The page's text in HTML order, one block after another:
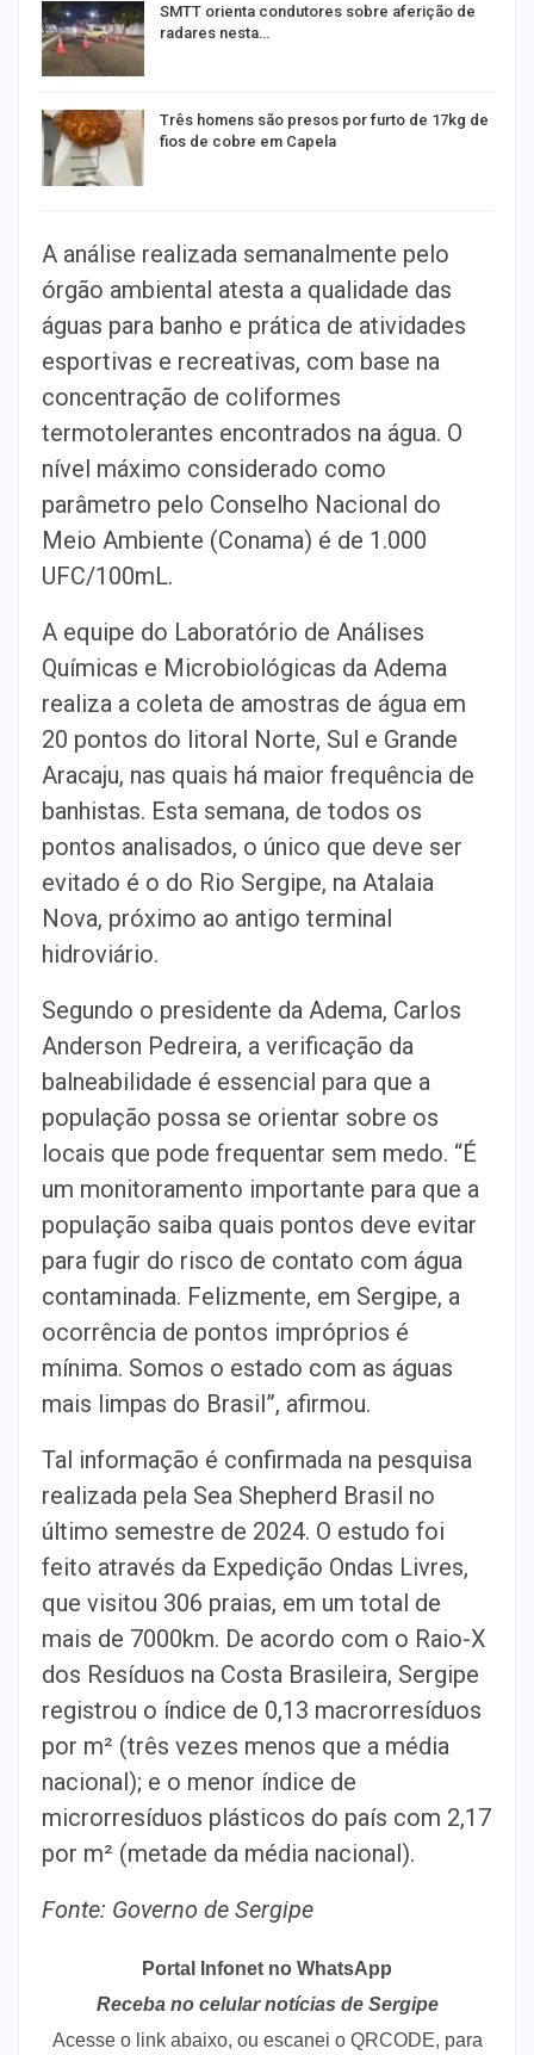
SMTT orienta condutores sobre aferição de
radares nesta…
Três homens são presos por furto de 17kg de
fios de cobre em Capela
A análise realizada semanalmente pelo
órgão ambiental atesta a qualidade das
águas para banho e prática de atividades
esportivas e recreativas, com base na
concentração de coliformes
termotolerantes encontrados na água. O
nível máximo considerado como
parâmetro pelo Conselho Nacional do
Meio Ambiente (Conama) é de 1.000
UFC/100mL.
A equipe do Laboratório de Análises
Químicas e Microbiológicas da Adema
realiza a coleta de amostras de água em
20 pontos do litoral Norte, Sul e Grande
Aracaju, nas quais há maior frequência de
banhistas. Esta semana, de todos os
pontos analisados, o único que deve ser
evitado é o do Rio Sergipe, na Atalaia
Nova, próximo ao antigo terminal
hidroviário.
Segundo o presidente da Adema, Carlos
Anderson Pedreira, a verificação da
balneabilidade é essencial para que a
população possa se orientar sobre os
locais que pode frequentar sem medo. “É
um monitoramento importante para que a
população saiba quais pontos deve evitar
para fugir do risco de contato com água
contaminada. Felizmente, em Sergipe, a
ocorrência de pontos impróprios é
mínima. Somos o estado com as águas
mais limpas do Brasil”, afirmou.
Tal informação é confirmada na pesquisa
realizada pela Sea Shepherd Brasil no
último semestre de 2024. O estudo foi
feito através da Expedição Ondas Livres,
que visitou 306 praias, em um total de
mais de 7000km. De acordo com o Raio-X
dos Resíduos na Costa Brasileira, Sergipe
registrou o índice de 0,13 macrorresíduos
por m² (três vezes menos que a média
nacional); e o menor índice de
microrresíduos plásticos do país com 2,17
por m² (metade da média nacional).
Fonte: Governo de Sergipe
Portal Infonet no WhatsApp
Receba no celular notícias de Sergipe
Acesse o link abaixo, ou escanei o QRCODE, para